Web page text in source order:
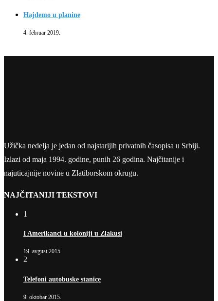
Hajdemo u planine
4. februar 2019.
Užička nedelja je jedan od najstarijih privatnih časopisa u Srbiji.
Izlazi od maja 1994. godine, punih 26 godina. Najčitanije i
najuticajnije novine u Zlatiborskom okrugu.
NAJČITANIJI TEKSTOVI
1
I Amerikanci u koloniji u Zlakusi
19. avgust 2015.
2
Telefoni autobuske stanice
9. oktobar 2015.